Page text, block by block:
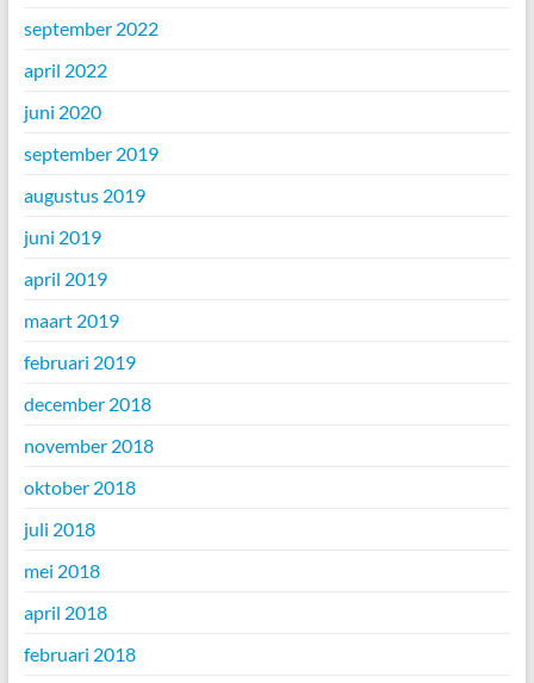
september 2022
april 2022
juni 2020
september 2019
augustus 2019
juni 2019
april 2019
maart 2019
februari 2019
december 2018
november 2018
oktober 2018
juli 2018
mei 2018
april 2018
februari 2018